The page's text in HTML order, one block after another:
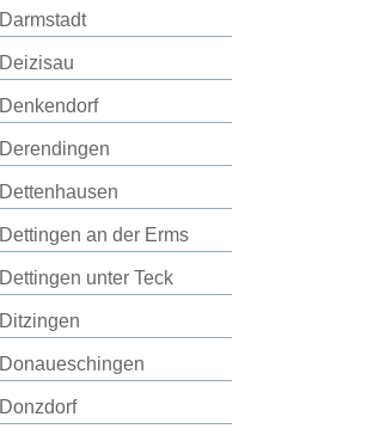
Darmstadt
Deizisau
Denkendorf
Derendingen
Dettenhausen
Dettingen an der Erms
Dettingen unter Teck
Ditzingen
Donaueschingen
Donzdorf